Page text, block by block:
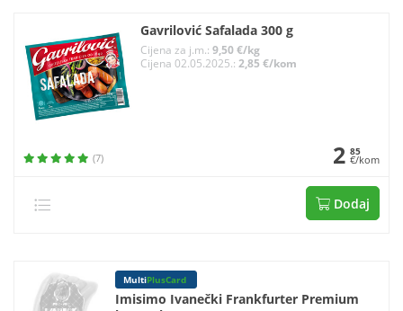
Gavrilović Safalada 300 g
Cijena za j.m.: 9,50 €/kg
Cijena 02.05.2025.: 2,85 €/kom
(7) 2 85
€/kom
Dodaj
MultiPlusCard
Imisimo Ivanečki Frankfurter Premium